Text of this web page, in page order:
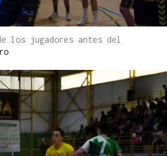
los jugadores antes del